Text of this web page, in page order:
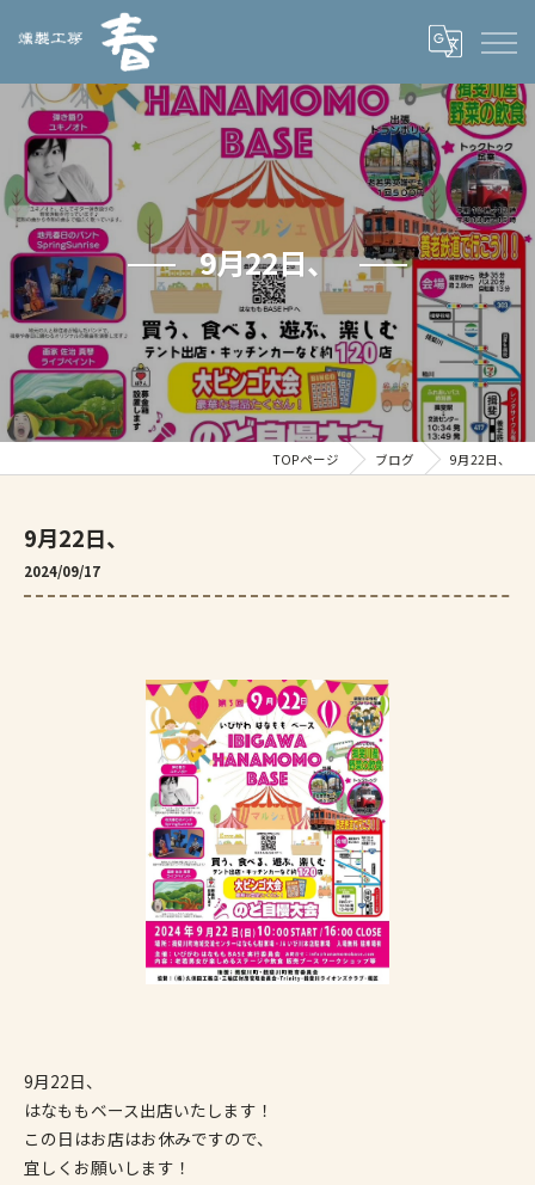
9月22日、
TOPページ ブログ 9月22日、
9月22日、
2024/09/17
9月22日、
はなももベース出店いたします！
この日はお店はお休みですので、
宜しくお願いします！